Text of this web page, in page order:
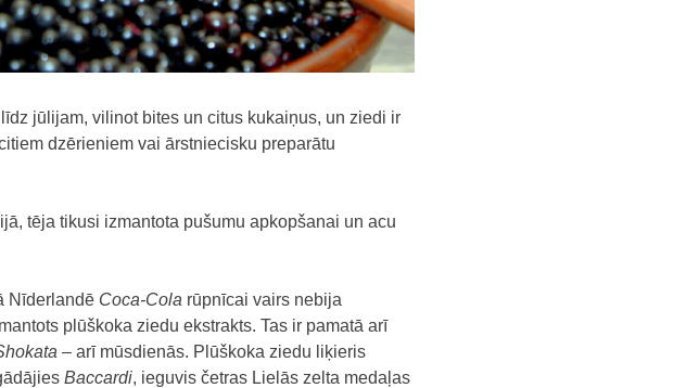
jūlijam, vilinot bites un citus kukaiņus, un ziedi ir
dzērieniem vai ārstniecisku preparātu
tēja tikusi izmantota pušumu apkopšanai un acu
Nīderlandē Coca-Cola rūpnīcai vairs nebija
plūškoka ziedu ekstrakts. Tas ir pamatā arī
– arī mūsdienās. Plūškoka ziedu liķieris
Baccardi, ieguvis četras Lielās zelta medaļas